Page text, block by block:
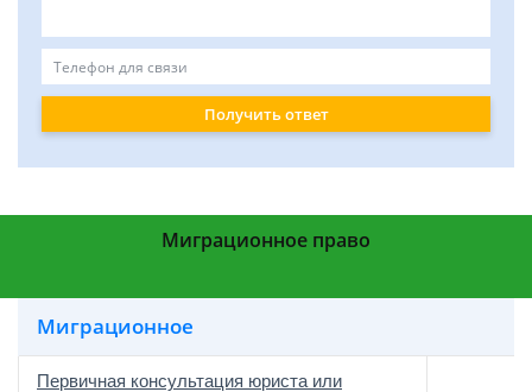
Получить ответ
Миграционное право
Миграционное
Первичная консультация юриста или